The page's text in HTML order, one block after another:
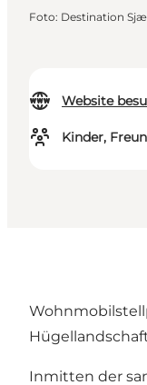
Website
Kinder,
Foto: Destination
Inmitten der